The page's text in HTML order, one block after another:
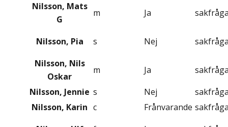
Nilsson, Mats
G
m Ja
Nilsson, Pia s Nej
Nilsson, Nils
Oskar
m Ja
Nilsson, Jennie s Nej
Nilsson, Karin c Frånvarande